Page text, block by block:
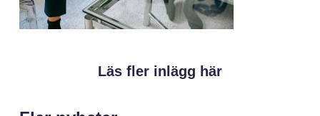
Läs fler inlägg här